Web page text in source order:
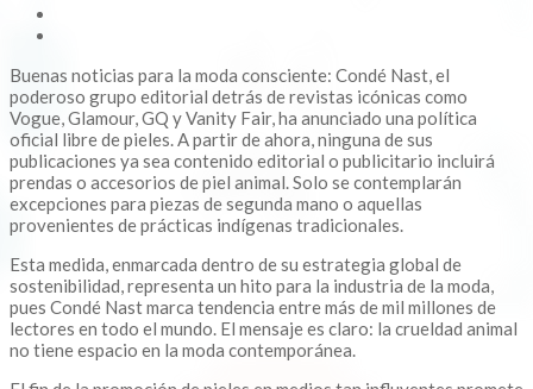
Buenas noticias para la moda consciente: Condé Nast, el
poderoso grupo editorial detrás de revistas icónicas como
Vogue, Glamour, GQ y Vanity Fair, ha anunciado una política
oficial libre de pieles. A partir de ahora, ninguna de sus
publicaciones ya sea contenido editorial o publicitario incluirá
prendas o accesorios de piel animal. Solo se contemplarán
excepciones para piezas de segunda mano o aquellas
provenientes de prácticas indígenas tradicionales.
Esta medida, enmarcada dentro de su estrategia global de
sostenibilidad, representa un hito para la industria de la moda,
pues Condé Nast marca tendencia entre más de mil millones de
lectores en todo el mundo. El mensaje es claro: la crueldad animal
no tiene espacio en la moda contemporánea.